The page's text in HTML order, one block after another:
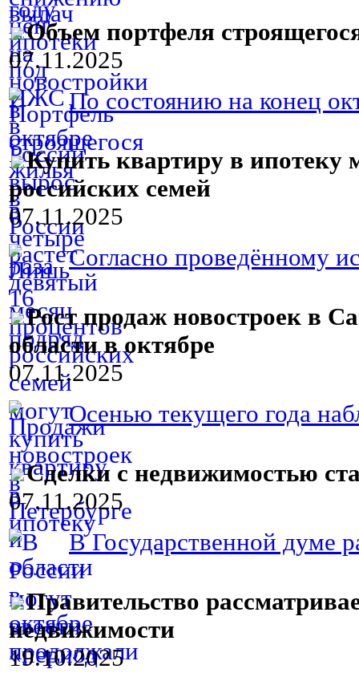
Объем портфеля
07.11.2025
По состоянию на конец
Купить квартиру в ипотеку
российских семей
07.11.2025
Согласно проведённому
Рост продаж новостроек в
области в октябре
07.11.2025
Осенью текущего года
Сделки с недвижимостью
07.11.2025
В Государственной думе
Правительство
недвижимости
19.10.2025